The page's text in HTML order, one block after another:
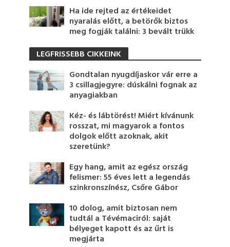
Ha ide rejted az értékeidet
nyaralás előtt, a betörők biztos
meg fogják találni: 3 bevált trükk
LEGFRISSEBB CIKKEINK
Gondtalan nyugdíjaskor vár erre a
3 csillagjegyre: dúskálni fognak az
anyagiakban
Kéz- és lábtörést! Miért kívánunk
rosszat, mi magyarok a fontos
dolgok előtt azoknak, akit
szeretünk?
Egy hang, amit az egész ország
felismer: 55 éves lett a legendás
szinkronszínész, Csőre Gábor
10 dolog, amit biztosan nem
tudtál a Tévémaciról: saját
bélyeget kapott és az űrt is
megjárta